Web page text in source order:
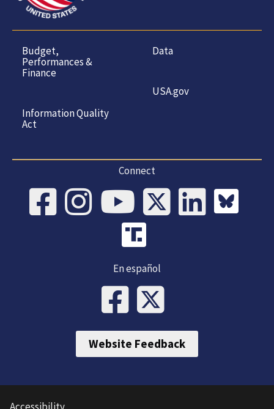
Budget,
Performances &
Finance
Information Quality
Act
Data
USA.gov
Connect
En español
Website Feedback